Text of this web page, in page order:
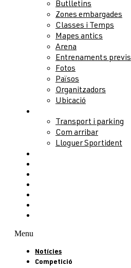
Butlletins
Zones embargades
Classes i Temps
Mapes antics
Arena
Entrenaments previs
Fotos
Països
Organitzadors
Ubicació
Transport i parking
Com arribar
Lloguer Sportident
Menu
Notícies
Competició